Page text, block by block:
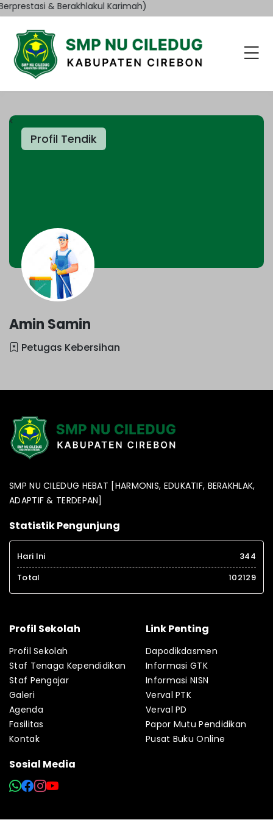
& Berakhlakul Karimah)
Profil Tendik
<
Amin Samin
Petugas Kebersihan
SMP NU CILEDUG HEBAT [HARMONIS, EDUKATIF, BERAKHLAK,
ADAPTIF & TERDEPAN]
Statistik Pengunjung
Hari Ini
344
Total
102129
Profil Sekolah
Profil Sekolah
Staf Tenaga Kependidikan
Staf Pengajar
Galeri
Agenda
Fasilitas
Kontak
Sosial Media
Link Penting
Dapodikdasmen
Informasi GTK
Informasi NISN
Verval PTK
Verval PD
Papor Mutu Pendidikan
Pusat Buku Online